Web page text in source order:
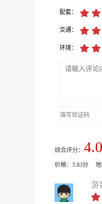
配套：
交通：
环境：
综合评分：
价格：3.83分
游